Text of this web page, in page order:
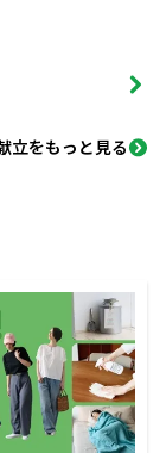
立をもっと見る